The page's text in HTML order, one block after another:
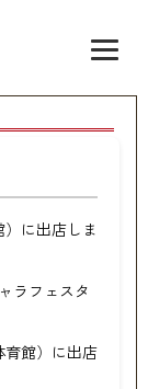
に出店しま
ラフェスタ
育館）に出店